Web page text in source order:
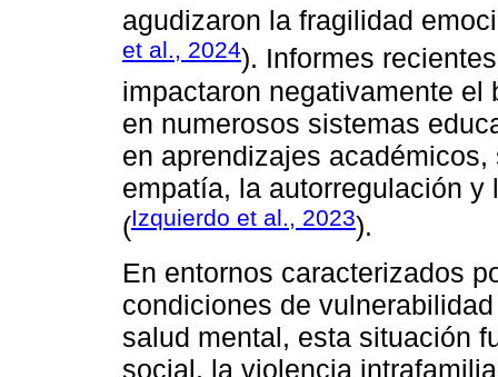
agudizaron la fragilidad
et al., 2024). Informes
impactaron negativamente
en numerosos sistemas
en aprendizajes
empatía, la autorregulación
(Izquierdo et al., 2023).
En entornos caracterizados
condiciones de
salud mental, esta situación
social, la violencia